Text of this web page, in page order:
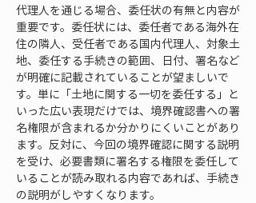
代理人を通じる場合、委任状の有無と内容が
重要です。委任状には、委任者である海外在
住の隣人、受任者である国内代理人、対象土
地、委任する手続きの範囲、日付、署名など
が明確に記載されていることが望ましいで
す。単に「土地に関する一切を委任する」と
いった広い表現だけでは、境界確認書への署
名権限が含まれるか分かりにくいことがあり
ます。反対に、今回の境界確認に関する説明
を受け、必要書類に署名する権限を委任して
いることが読み取れる内容であれば、手続き
の説明がしやすくなります。